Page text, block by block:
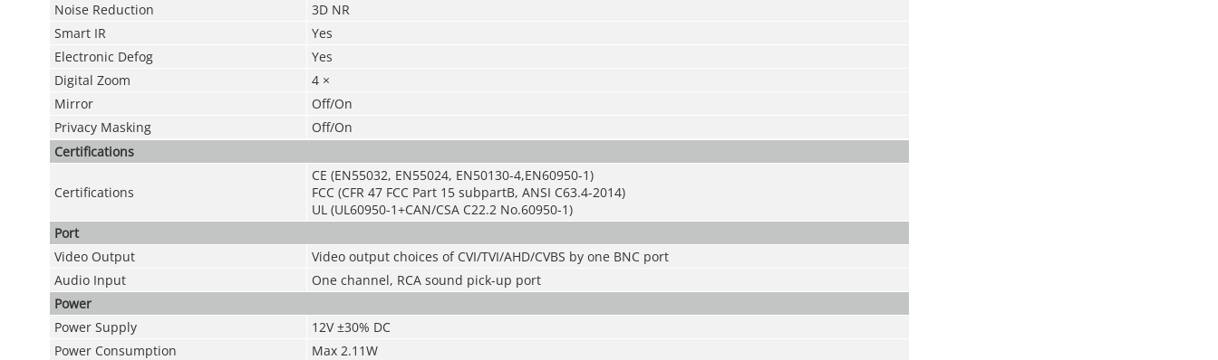
Noise Reduction
3D NR
Smart IR
Yes
Electronic Defog
Yes
Digital Zoom
4 ×
Mirror
Off/On
Privacy Masking
Off/On
Certifications
Certifications
CE (EN55032, EN55024, EN50130-4,EN60950-1)
FCC (CFR 47 FCC Part 15 subpartB, ANSI C63.4-2014)
UL (UL60950-1+CAN/CSA C22.2 No.60950-1)
Port
Video Output
Video output choices of CVI/TVI/AHD/CVBS by one BNC port
Audio Input
One channel, RCA sound pick-up port
Power
Power Supply
12V ±30% DC
Power Consumption
Max 2.11W